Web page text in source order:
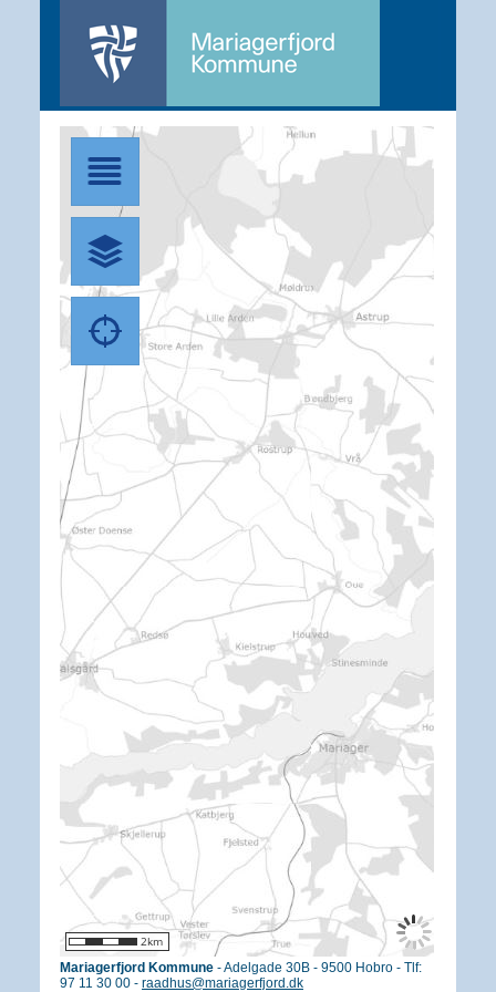
Mariagerfjord Kommune - Adelgade 30B - 9500 Hobro - Tlf:
97 11 30 00 - raadhus@mariagerfjord.dk